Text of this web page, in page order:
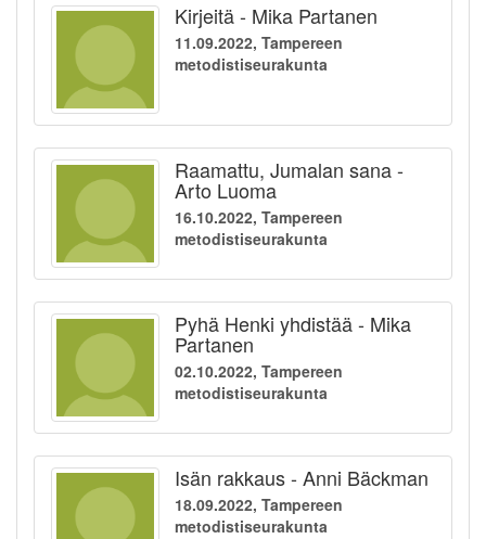
Kirjeitä - Mika Partanen
11.09.2022, Tampereen
metodistiseurakunta
Raamattu, Jumalan sana -
Arto Luoma
16.10.2022, Tampereen
metodistiseurakunta
Pyhä Henki yhdistää - Mika
Partanen
02.10.2022, Tampereen
metodistiseurakunta
Isän rakkaus - Anni Bäckman
18.09.2022, Tampereen
metodistiseurakunta